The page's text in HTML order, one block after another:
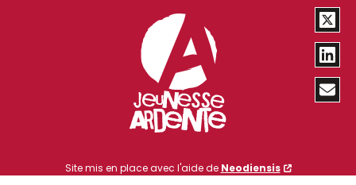
Site mis en place avec l'aide de Neodiensis